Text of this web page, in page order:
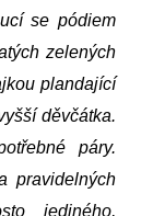
se pódiem
zelených
plandající
děvčátka.
páry.
pravidelných
jediného,